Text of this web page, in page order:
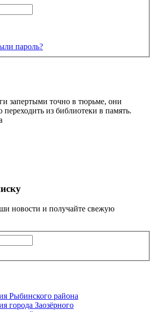
пароль?
запертыми точно в тюрьме, они
из библиотеки в память.
новости и получайте свежую
Рыбинского района
города Заозёрного